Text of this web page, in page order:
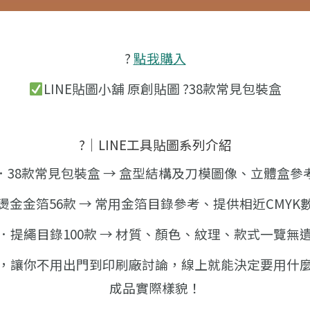
? 點我購入
LINE貼圖小舖 原創貼圖 ?38款常見包裝盒
?｜LINE工具貼圖系列介紹
．38款常見包裝盒 → 盒型結構及刀模圖像、立體盒參
金金箔56款 → 常用金箔目錄參考、提供相近CMYK
．提繩目錄100款 → 材質、顏色、紋理、款式一覽無
讓你不用出門到印刷廠討論， 線上就能決定要用什
成品實際樣貌！